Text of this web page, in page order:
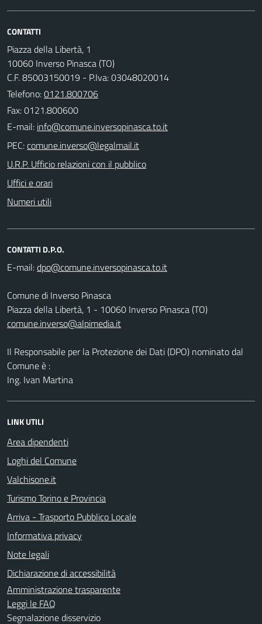
CONTATTI
Piazza della Libertà, 1
10060 Inverso Pinasca (TO)
C.F. 85003150019 - P.Iva: 03048020014
Telefono:0121.800706
Fax: 0121.800600
E-mail:
PEC:
U.R.P. Ufficio relazioni con il pubblico
Uffici e orari
Numeri utili
CONTATTI D.P.O.
E-mail:
Comune di Inverso Pinasca
Piazza della Libertà, 1 - 10060 Inverso Pinasca (TO)
comune.inverso@alpimedia.it
Il Responsabile per la Protezione dei Dati (DPO) nominato dal
Comune è :
Ing. Ivan Martina
LINK UTILI
Area dipendenti
Loghi del Comune
Valchisone.it
Turismo Torino e Provincia
Arriva - Trasporto Pubblico Locale
Informativa privacy
Note legali
Dichiarazione di accessibilità
Amministrazione trasparente
Leggi le FAQ
Segnalazione disservizio